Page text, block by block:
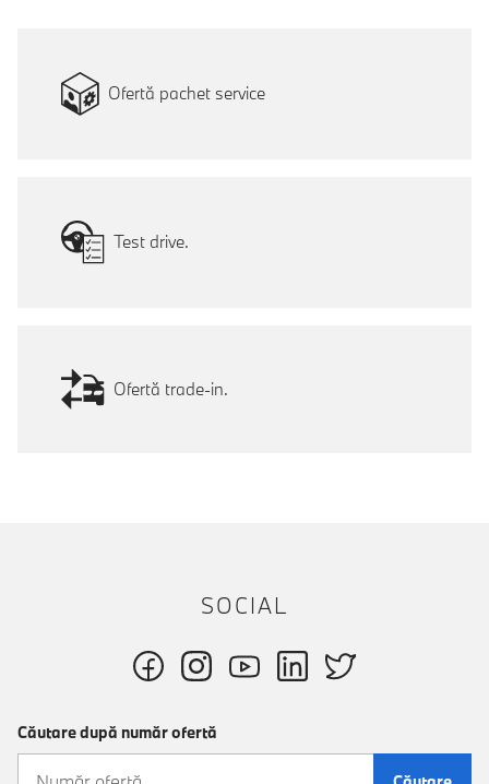
Ofertă pachet service
Test drive.
Ofertă trade-in.
SOCIAL
Căutare după număr ofertă